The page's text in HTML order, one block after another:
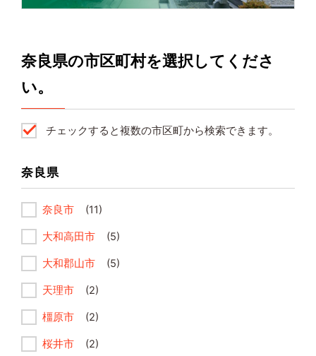
奈良県の市区町村を選択してくださ
い。
チェックすると複数の市区町から検索できます。
奈良県
奈良市 (11)
大和高田市 (5)
大和郡山市 (5)
天理市 (2)
橿原市 (2)
桜井市 (2)